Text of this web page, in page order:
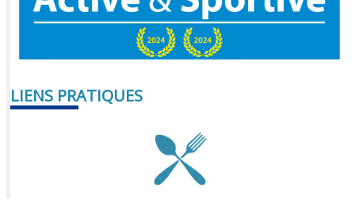
LIENS PRATIQUES